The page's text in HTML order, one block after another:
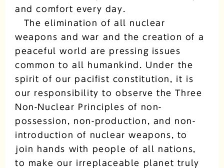
and comfort every day.
The elimination of all nuclear
weapons and war and the creation of a
peaceful world are pressing issues
common to all humankind. Under the
spirit of our pacifist constitution, it is
our responsibility to observe the Three
Non-Nuclear Principles of non-
possession, non-production, and non-
introduction of nuclear weapons, to
join hands with people of all nations,
to make our irreplaceable planet truly